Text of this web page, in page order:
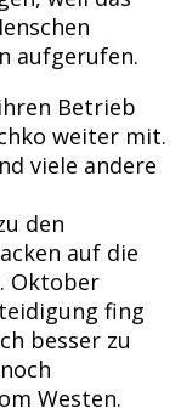
aufgerufen.
Betrieb
weiter mit.
viele andere
den
auf die
Oktober
fing
besser zu
Westen.